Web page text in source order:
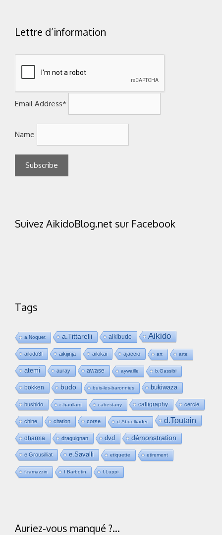
Lettre d’information
Email Address*
Name
Suivez AikidoBlog.net sur Facebook
Tags
a.Noquet a.Tittarelli aikibudo Aikido
aikido3f aikijinja aikikai ajaccio art arte
atemi auray awase aywaille b.Gassibi
bokken budo buis-les-baronnies bukiwaza
bushido c-haullard cabestany calligraphy cercle
chine citation corse d-Abdelkader d.Toutain
dharma draguignan dvd démonstration
e.Grousilliat e.Savalli etiquette etirement
f-ramazzin f.Barbotin f.Luppi
Auriez-vous manqué ?…